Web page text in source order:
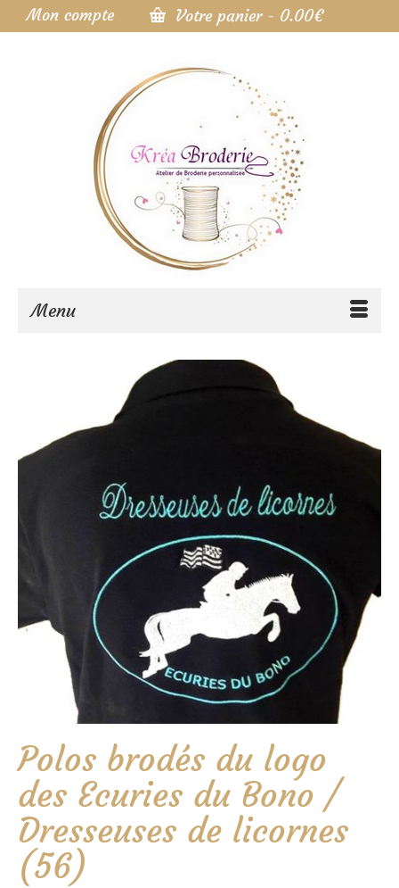
Mon compte Votre panier - 0.00€
Menu
Polos brodés du logo
des Ecuries du Bono /
Dresseuses de licornes
(56)